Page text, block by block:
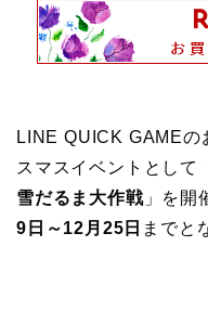
LINE QUICK GAMEの
スマスイベントとして「
雪だるま大作戦」を開
9日～12月25日 までと